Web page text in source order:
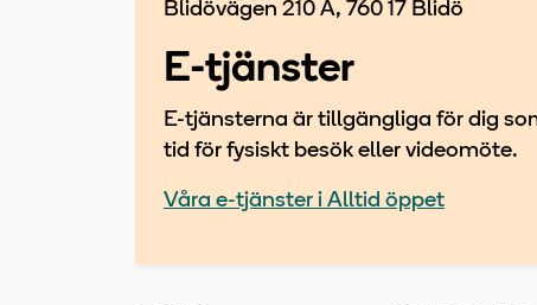
Blidövägen 210 A, 760 17 Blidö
E-tjänster
E-tjänsterna är tillgängliga för dig
tid för fysiskt besök eller videomöte.
Våra e-tjänster i Alltid öppet